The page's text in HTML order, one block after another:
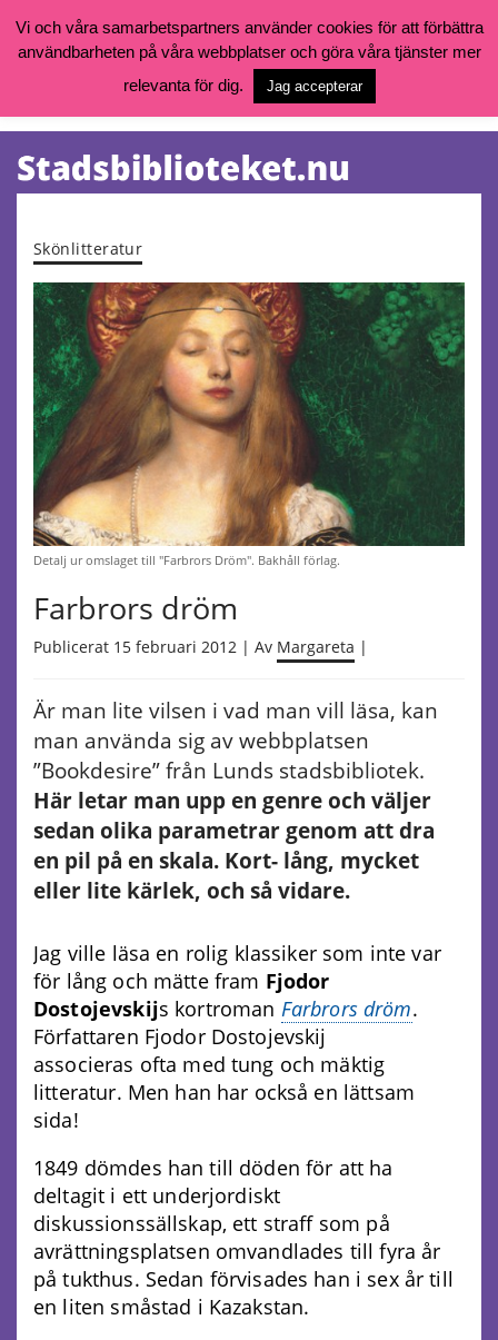
Vill du söka böcker, logga in på ditt bibliotekskonto eller nå övriga
goteborg.se/bibliotek
Öppettider, katalog och kontakt
Tjänster
Skönlitteratur
Detalj ur omslaget till "Farbrors Dröm". Bakhåll förlag.
Farbrors dröm
Publicerat 15 februari 2012 | Av Margareta
Är man lite vilsen i vad man vill läsa, kan
man använda sig av webbplatsen
”Bookdesire” från Lunds stadsbibliotek.
Här letar man upp en genre och väljer
sedan olika parametrar genom att dra
en pil på en skala. Kort- lång, mycket
eller lite kärlek, och så vidare.
Jag ville läsa en rolig klassiker som inte var
för lång och mätte fram Fjodor
Dostojevskijs kortroman Farbrors dröm.
Författaren Fjodor Dostojevskij
associeras ofta med tung och mäktig
litteratur. Men han har också en lättsam
sida!
1849 dömdes han till döden för att ha
deltagit i ett underjordiskt
diskussionssällskap, ett straff som på
avrättningsplatsen omvandlades till fyra år
på tukthus. Sedan förvisades han i sex år till
en liten småstad i Kazakstan.
Vi och våra samarbetspartners använder cookies för att förbättra
användbarheten på våra webbplatser och göra våra tjänster mer
relevanta för dig.
Jag accepterar